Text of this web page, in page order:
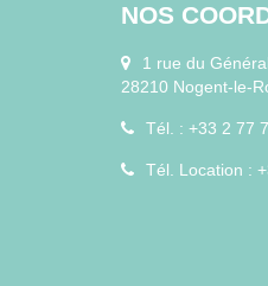
NOS
1 rue du
28210 Nogent-le-
Tél. : +33 2 77
Tél. Location :